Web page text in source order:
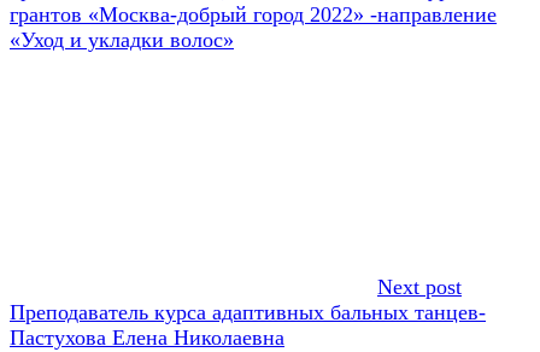
грантов «Москва-добрый город 2022» -направление
«Уход и укладки волос»
Next post
Преподаватель курса адаптивных бальных танцев-
Пастухова Елена Николаевна